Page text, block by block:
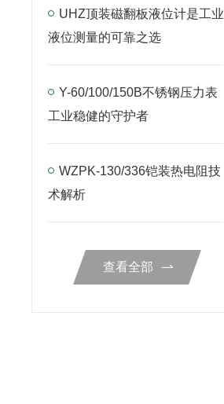
UHZ顶装磁翻板液位计是工业
液位测量的可靠之选
Y-60/100/150B不锈钢压力表
工业稳健的守护者
WZPK-130/336铠装热电阻技
术解析
查看全部